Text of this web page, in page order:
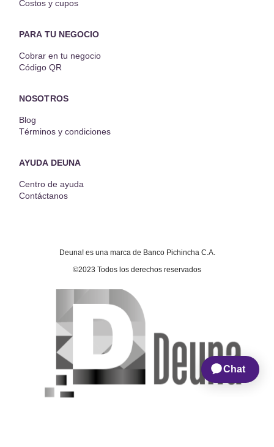
Costos y cupos
PARA TU NEGOCIO
Cobrar en tu negocio
Código QR
NOSOTROS
Blog
Términos y condiciones
AYUDA DEUNA
Centro de ayuda
Contáctanos
Deuna! es una marca de Banco Pichincha C.A.
©2023 Todos los derechos reservados